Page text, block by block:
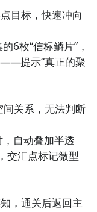
目标，快速冲向
6枚“信标鳞片”，
——提示“真正的聚
关系，无法判断
自动叠加半透
交汇点标记微型
，通关后返回主